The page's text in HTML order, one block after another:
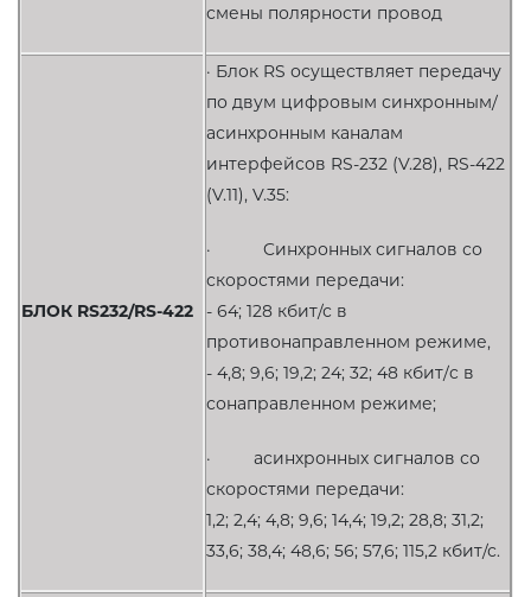
смены полярности провод
БЛОК RS232/RS-422
· Блок RS осуществляет передачу
по двум цифровым синхронным/
асинхронным каналам
интерфейсов RS-232 (V.28), RS-422
(V.11), V.35:
· Cинхронных сигналов со
скоростями передачи:
- 64; 128 кбит/с в
противонаправленном режиме,
- 4,8; 9,6; 19,2; 24; 32; 48 кбит/c в
сонаправленном режиме;
· асинхронных сигналов со
скоростями передачи:
1,2; 2,4; 4,8; 9,6; 14,4; 19,2; 28,8; 31,2;
33,6; 38,4; 48,6; 56; 57,6; 115,2 кбит/с.